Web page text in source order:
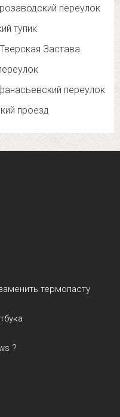
переулок
тупик
Застава
переулок
проезд
термопасту
?